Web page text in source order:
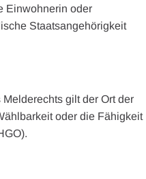
Einwohnerin oder
Staatsangehörigkeit
gilt der Ort der
oder die Fähigkeit